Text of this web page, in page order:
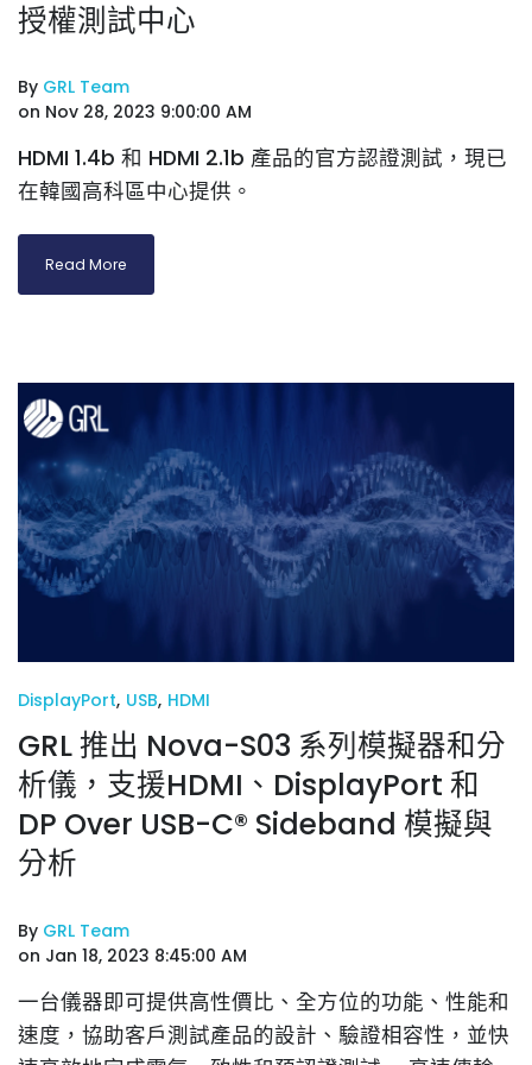
授權測試中心
By GRL Team
on Nov 28, 2023 9:00:00 AM
HDMI 1.4b 和 HDMI 2.1b 產品的官方認證測試，現已
在韓國高科區中心提供。
Read More
DisplayPort, USB, HDMI
GRL 推出 Nova-S03 系列模擬器和分
析儀，支援HDMI、DisplayPort 和
DP Over USB-C® Sideband 模擬與
分析
By GRL Team
on Jan 18, 2023 8:45:00 AM
一台儀器即可提供高性價比、全方位的功能、性能和
速度，協助客戶測試產品的設計、驗證相容性，並快